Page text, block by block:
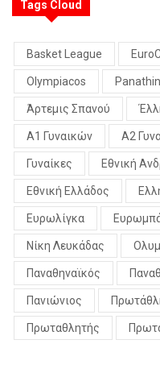
Tags Cloud
Basket League
Olympiacos
Άρτεμις Σπανού
Α1 Γυναικών Α2
Γυναίκες Εθνική
Εθνική Ελλάδος
Ευρωλίγκα
Νίκη Λευκάδας
Παναθηναϊκός
Πανιώνιος
Πρωταθλητής